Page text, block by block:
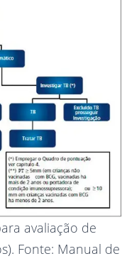
avaliação de
Fonte: Manual de